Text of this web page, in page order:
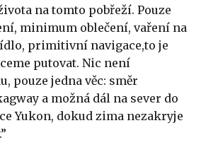
na tomto pobřeží. Pouze
minimum oblečení, vaření na
primitivní navigace,to je
putovat. Nic není
pouze jedna věc: směr
a možná dál na sever do
Yukon, dokud zima nezakryje